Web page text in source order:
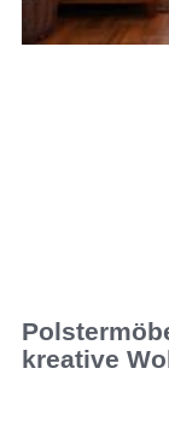
kreative